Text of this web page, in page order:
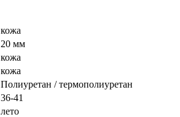
кожа
20 мм
кожа
кожа
Полиуретан / термополиуретан
36-41
лето